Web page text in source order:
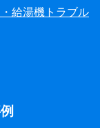
給湯機トラブル